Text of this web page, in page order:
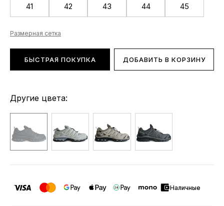
41 42 43 44 45
Размерная сетка
БЫСТРАЯ ПОКУПКА ДОБАВИТЬ В КОРЗИНУ
Другие цвета:
Наличные